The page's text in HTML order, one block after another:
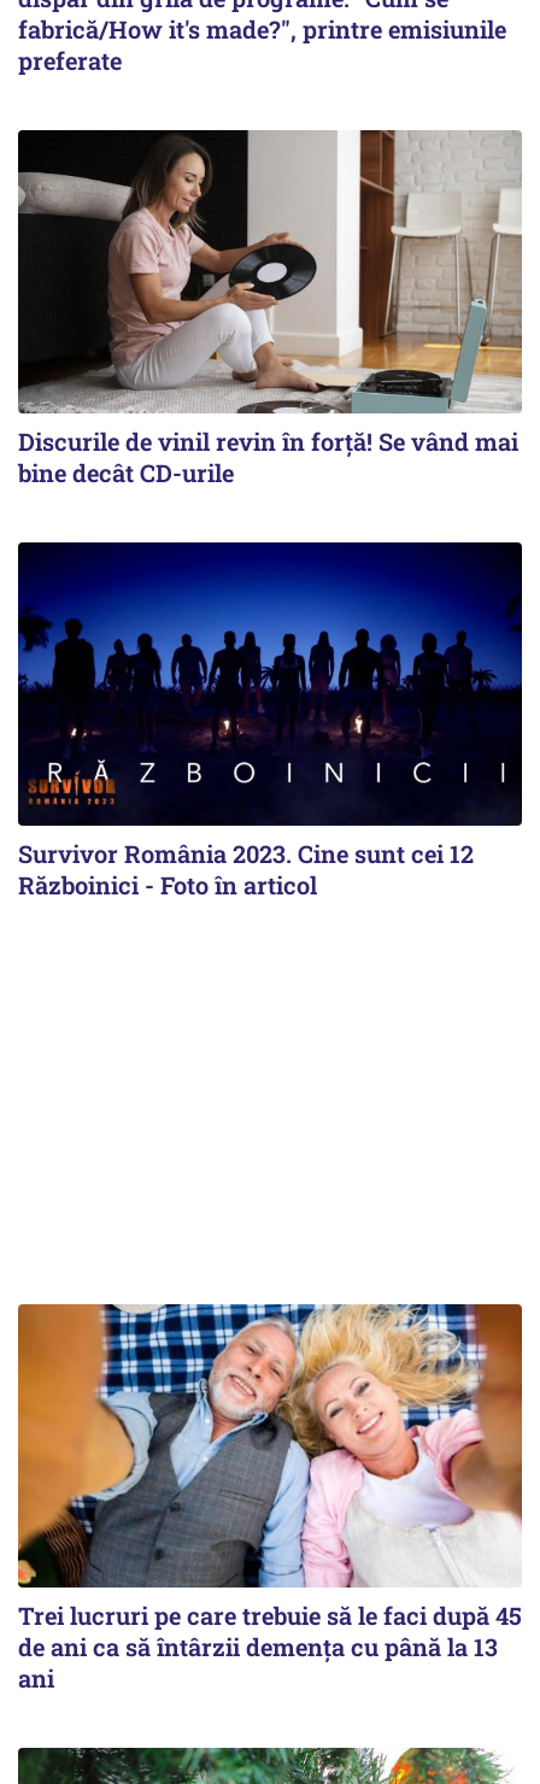
fabrică/How it's made?", printre emisiunile
preferate
Discurile de vinil revin în forţă! Se vând mai
bine decât CD-urile
Survivor România 2023. Cine sunt cei 12
Războinici - Foto în articol
Trei lucruri pe care trebuie să le faci după 45
de ani ca să întârzii demența cu până la 13
ani